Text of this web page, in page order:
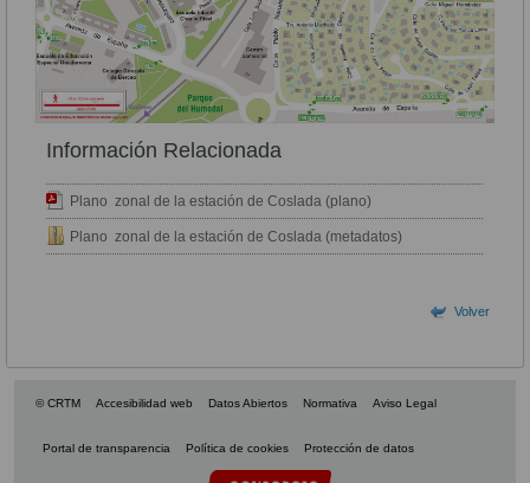
Información Relacionada
Plano zonal de la estación de Coslada (plano)
Plano zonal de la estación de Coslada (metadatos)
Volver
© CRTM Accesibilidad web Datos Abiertos Normativa Aviso Legal
Portal de transparencia Política de cookies Protección de datos